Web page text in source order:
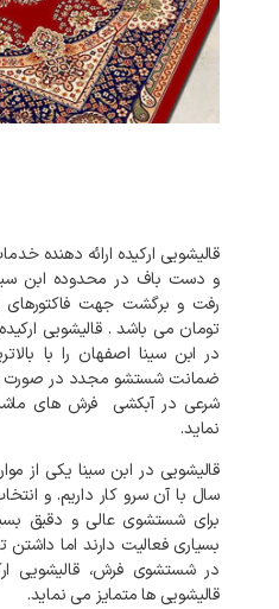
قالیشویی ارکیده ارائه دهنده
و دست باف در محدوده ابن
تومان می باشد . قالیشویی
در ابن سینا اصفهان را با
ضمانت شستشو مجدد در صورت
شرعی در آبکشی فرش های
نماید.
قالیشویی در ابن سینا یکی از
سال با آن سرو کار داریم. و
برای شستشوی عالی و دقیق
بسیاری فعالیت دارند اما
در شستشوی فرش، قالیشویی
قالیشویی ها متمایز می نماید.